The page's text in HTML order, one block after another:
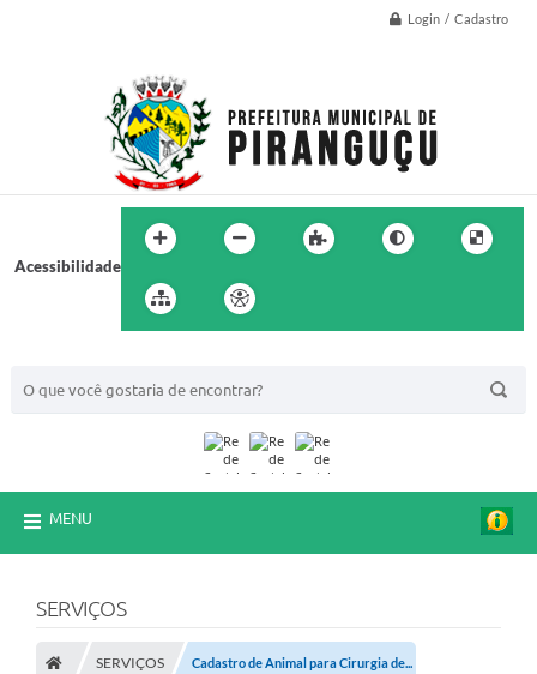
Login / Cadastro
Acessibilidade
MENU
SERVIÇOS
SERVIÇOS Cadastro de Animal para Cirurgia de...